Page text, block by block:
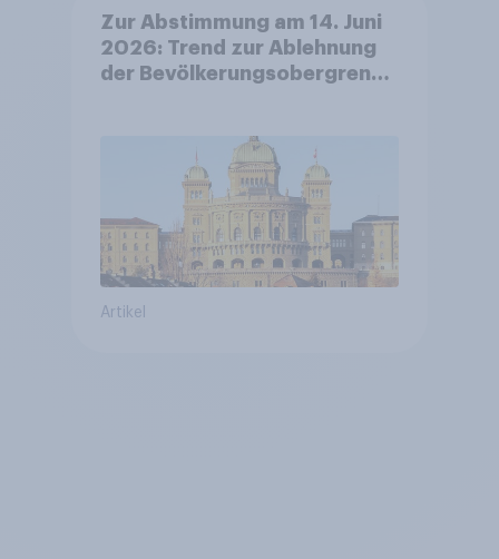
Zur Abstimmung am 14. Juni
2026: Trend zur Ablehnung
der Bevölkerungsobergrenze
Zivildienstgesetz sinken
Artikel